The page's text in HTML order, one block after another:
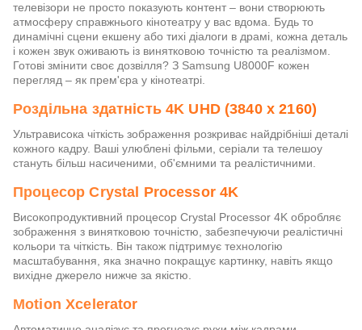
телевізори не просто показують контент – вони створюють
атмосферу справжнього кінотеатру у вас вдома. Будь то
динамічні сцени екшену або тихі діалоги в драмі, кожна деталь
і кожен звук оживають із винятковою точністю та реалізмом.
Готові змінити своє дозвілля? З Samsung U8000F кожен
перегляд – як прем'єра у кінотеатрі.
Роздільна здатність 4K UHD (3840 x 2160)
Ультрависока чіткість зображення розкриває найдрібніші деталі
кожного кадру. Ваші улюблені фільми, серіали та телешоу
стануть більш насиченими, об'ємними та реалістичними.
Процесор Crystal Processor 4K
Високопродуктивний процесор Crystal Processor 4K обробляє
зображення з винятковою точністю, забезпечуючи реалістичні
кольори та чіткість. Він також підтримує технологію
масштабування, яка значно покращує картинку, навіть якщо
вихідне джерело нижче за якістю.
Motion Xcelerator